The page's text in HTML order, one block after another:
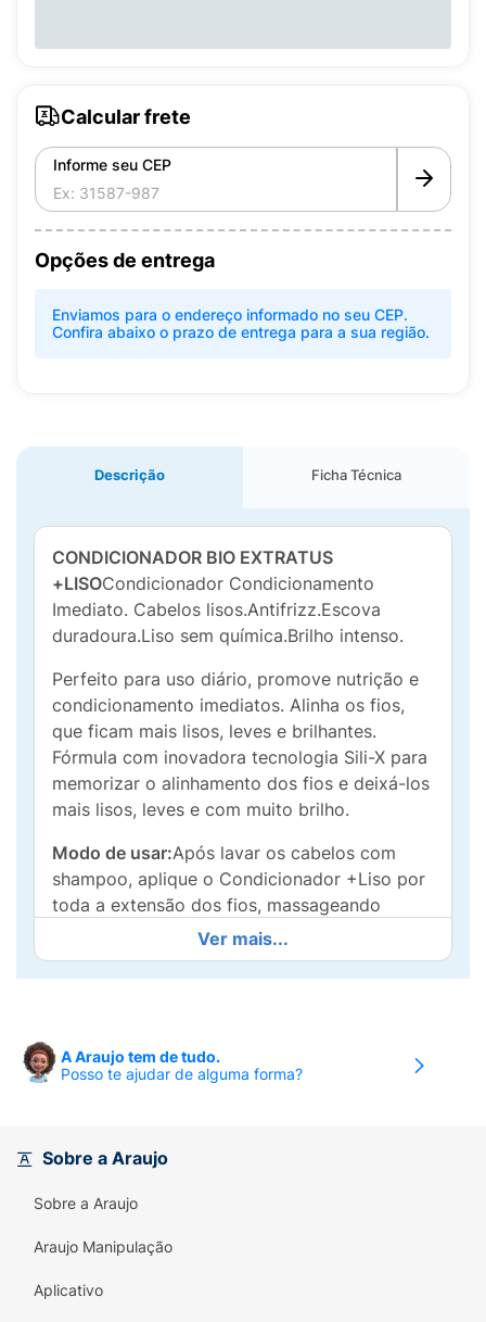
Calcular frete
Informe seu CEP
Opções de entrega
Enviamos para o endereço informado no seu CEP.
Confira abaixo o prazo de entrega para a sua região.
Descrição Ficha Técnica
CONDICIONADOR BIO EXTRATUS
+LISOCondicionador Condicionamento
Imediato. Cabelos lisos.Antifrizz.Escova
duradoura.Liso sem química.Brilho intenso.
Perfeito para uso diário, promove nutrição e
condicionamento imediatos. Alinha os fios,
que ficam mais lisos, leves e brilhantes.
Fórmula com inovadora tecnologia Sili-X para
memorizar o alinhamento dos fios e deixá-los
mais lisos, leves e com muito brilho.
Modo de usar:Após lavar os cabelos com
shampoo, aplique o Condicionador +Liso por
toda a extensão dos fios, massageando
suavemente. Deixe agir por alguns minutos.
Enxágue. Use também os outros produtos da
linha +Liso.
Ver mais...
A Araujo tem de tudo.
Posso te ajudar de alguma forma?
Sobre a Araujo
Sobre a Araujo
Araujo Manipulação
Aplicativo